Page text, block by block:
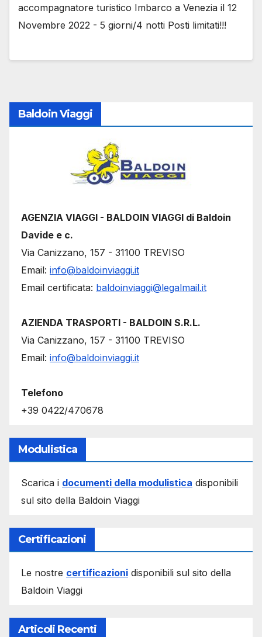
accompagnatore turistico Imbarco a Venezia il 12
Novembre 2022 - 5 giorni/4 notti Posti limitati!!!
Baldoin Viaggi
AGENZIA VIAGGI - BALDOIN VIAGGI di Baldoin
Davide e c.
Via Canizzano, 157 - 31100 TREVISO
Email: info@baldoinviaggi.it
Email certificata: baldoinviaggi@legalmail.it
AZIENDA TRASPORTI - BALDOIN S.R.L.
Via Canizzano, 157 - 31100 TREVISO
Email: info@baldoinviaggi.it
Telefono
+39 0422/470678
Modulistica
Scarica i documenti della modulistica disponibili
sul sito della Baldoin Viaggi
Certificazioni
Le nostre certificazioni disponibili sul sito della
Baldoin Viaggi
Articoli Recenti